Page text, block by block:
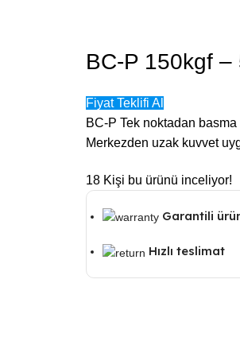
BC-P 150kgf –
Fiyat Teklifi Al
BC-P Tek noktadan
Merkezden uzak kuvvet
18 Kişi bu ürünü inceliyor!
Garantili
Hızlı teslimat